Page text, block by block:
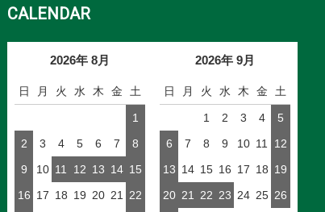
CALENDAR
2026年 8月
日 月 火 水 木 金 土
1
2
3 4 5 6 7
8
9
10 11 12 13 14 15
16 17 18 19 20 21
22
2026年 9月
日 月 火 水 木 金 土
1 2 3 4
5
6
7 8 9 10 11
12
13 14 15 16 17 18 19
20 21 22 23 24 25 26